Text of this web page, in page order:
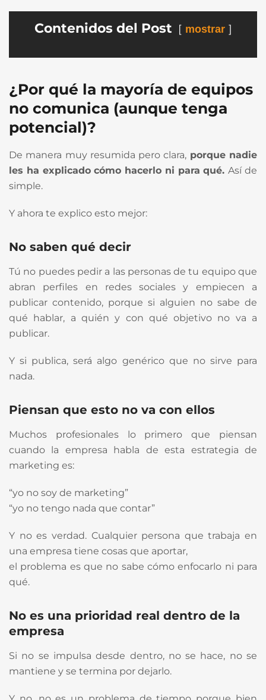
Contenidos del Post mostrar
¿Por qué la mayoría de equipos
no comunica (aunque tenga
potencial)?
De manera muy resumida pero clara, porque nadie
les ha explicado cómo hacerlo ni para qué.Así de
simple.
Y ahora te explico esto mejor:
No saben qué decir
Tú no puedes pedir a las personas de tu equipo que
abran perfiles en redes sociales y empiecen a
publicar contenido, porque si alguien no sabe de
qué hablar, a quién y con qué objetivo no va a
publicar.
Y si publica, será algo genérico que no sirve para
nada.
Piensan que esto no va con ellos
Muchos profesionales lo primero que piensan
cuando la empresa habla de esta estrategia de
marketing es:
“yo no soy de marketing”
“yo no tengo nada que contar”
Y no es verdad. Cualquier persona que trabaja en
una empresa tiene cosas que aportar,
el problema es que no sabe cómo enfocarlo ni para
qué.
No es una prioridad real dentro de la
empresa
Si no se impulsa desde dentro, no se hace, no se
mantiene y se termina por dejarlo.